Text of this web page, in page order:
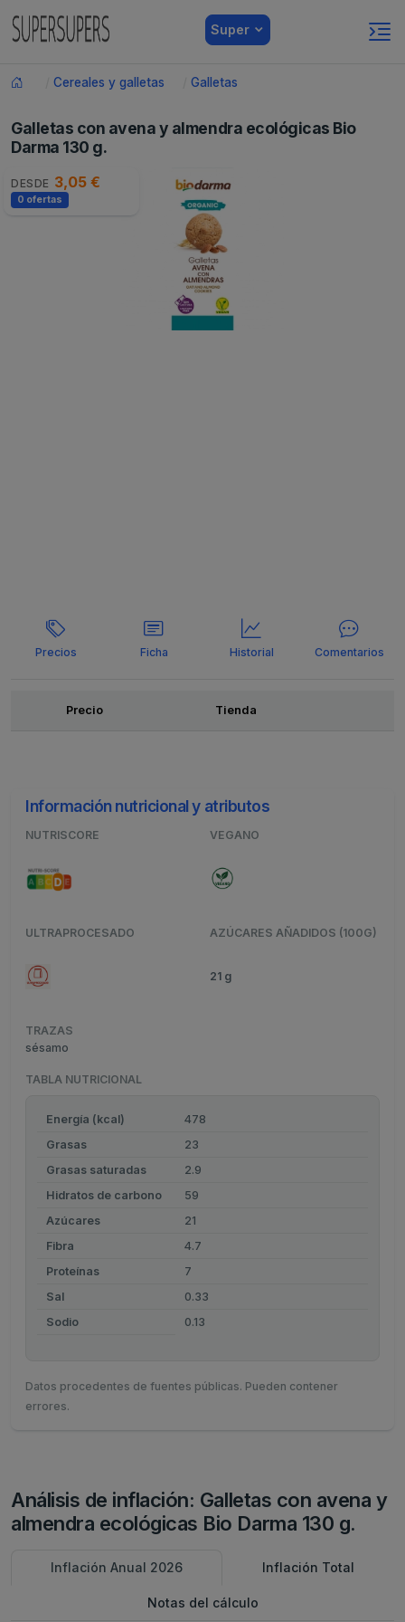
Super
Cereales y galletas Galletas
Galletas con avena y almendra ecológicas Bio
Darma 130 g.
DESDE 3,05 €
0 ofertas
Precios Ficha Historial Comentarios
OfertasPrecio Tienda
Información nutricional y atributos
NUTRISCORE VEGANO
ULTRAPROCESADO AZÚCARES AÑADIDOS (100G)
21 g
TRAZAS
sésamo
TABLA NUTRICIONAL
Energía (kcal)
478
Grasas
23
Grasas saturadas
2.9
Hidratos de carbono
59
Azúcares
21
Fibra
4.7
Proteínas
7
Sal
0.33
Sodio
0.13
Datos procedentes de fuentes públicas. Pueden contener
errores.
Análisis de inflación: Galletas con avena y
almendra ecológicas Bio Darma 130 g.
Inflación Anual 2026 Inflación Total
Notas del cálculo